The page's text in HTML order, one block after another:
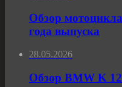
Обзор
года выпуска
28.05.2026
Обзор BMW K